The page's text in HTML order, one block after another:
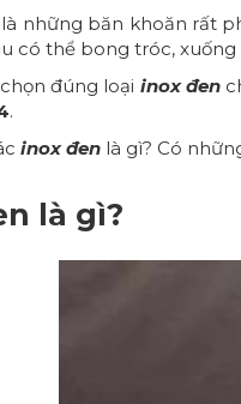
những băn khoăn rất
có thể bong tróc,
đúng loại inox đen
.
inox đen là gì? Có
là gì?